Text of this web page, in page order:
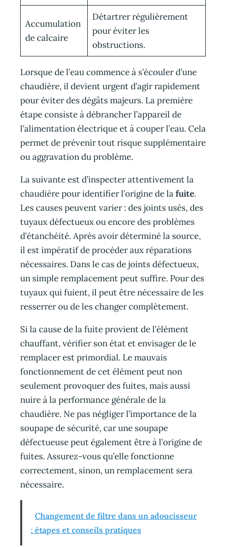
Accumulation
de calcaire
Détartrer régulièrement
pour éviter les
obstructions.
Lorsque de l’eau commence à s’écouler d’une
chaudière, il devient urgent d’agir rapidement
pour éviter des dégâts majeurs. La première
étape consiste à débrancher l’appareil de
l’alimentation électrique et à couper l’eau. Cela
permet de prévenir tout risque supplémentaire
ou aggravation du problème.
La suivante est d’inspecter attentivement la
chaudière pour identifier l’origine de lafuite.
Les causes peuvent varier : des joints usés, des
tuyaux défectueux ou encore des problèmes
d’étanchéité. Après avoir déterminé la source,
il est impératif de procéder aux réparations
nécessaires. Dans le cas de joints défectueux,
un simple remplacement peut suffire. Pour des
tuyaux qui fuient, il peut être nécessaire de les
resserrer ou de les changer complètement.
Si la cause de la fuite provient de l’élément
chauffant, vérifier son état et envisager de le
remplacer est primordial. Le mauvais
fonctionnement de cet élément peut non
seulement provoquer des fuites, mais aussi
nuire à la performance générale de la
chaudière. Ne pas négliger l’importance de la
soupape de sécurité, car une soupape
défectueuse peut également être à l’origine de
fuites. Assurez-vous qu’elle fonctionne
correctement, sinon, un remplacement sera
nécessaire.
Changement de filtre dans un adoucisseur
: étapes et conseils pratiques